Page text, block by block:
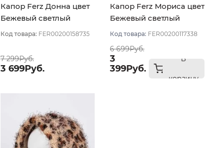
Капор Ferz Донна цвет
Бежевый светлый
Код товара: FER00200158735
7 299Руб.
3 699Руб.
Капор Ferz Мориса цвет
Бежевый светлый
Код товара: FER00200117338
6 699Руб.
3
399Руб.
В
корзину